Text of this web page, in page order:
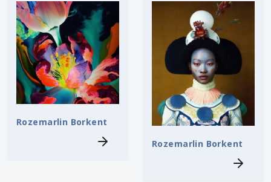
Rozemarlin Borkent
Rozemarlin Borkent